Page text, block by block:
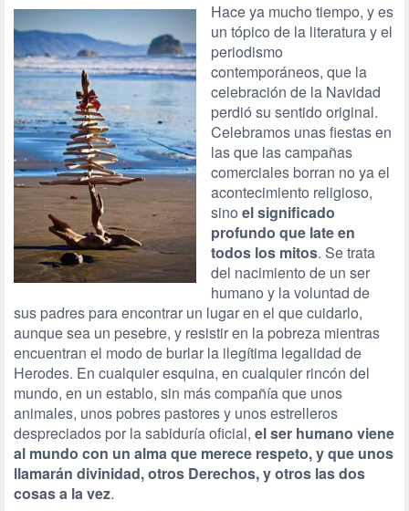
Hace ya mucho tiempo, y es
un tópico de la literatura y el
periodismo
contemporáneos, que la
celebración de la Navidad
perdió su sentido original.
Celebramos unas fiestas en
las que las campañas
comerciales borran no ya el
acontecimiento religioso,
sino el significado
profundo que late en
todos los mitos. Se trata
del nacimiento de un ser
humano y la voluntad de
sus padres para encontrar un lugar en el que cuidarlo,
aunque sea un pesebre, y resistir en la pobreza mientras
encuentran el modo de burlar la ilegítima legalidad de
Herodes. En cualquier esquina, en cualquier rincón del
mundo, en un establo, sin más compañía que unos
animales, unos pobres pastores y unos estrelleros
despreciados por la sabiduría oficial, el ser humano viene
al mundo con un alma que merece respeto, y que unos
llamarán divinidad, otros Derechos, y otros las dos
cosas a la vez.